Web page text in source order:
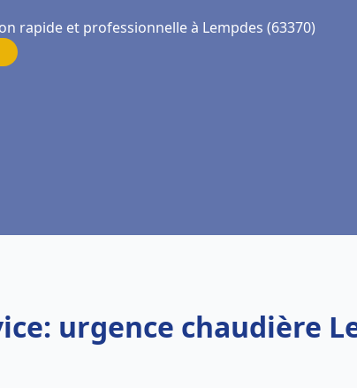
rapide et professionnelle à Lempdes (63370)
urgence chaudière